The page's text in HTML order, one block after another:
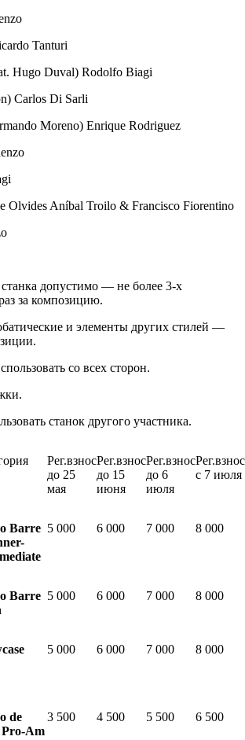
Tanturi
Hugo Duval) Rodolfo Biagi
Carlos Di Sarli
Moreno) Enrique Rodriguez
Olvides Aníbal Troilo & Francisco Fiorentino
допустимо — не более 3-х
за композицию.
и элементы других стилей —
со всех сторон.
станок другого участника.
Рег.взнос
до 25
мая
Рег.взнос
до 15
июня
Рег.взнос
до 6
июля
Рег.взнос
с 7 июля
Barre 5 000 6 000 7 000 8 000
Barre 5 000 6 000 7 000 8 000
5 000 6 000 7 000 8 000
de
Pro-Am
3 500 4 500 5 500 6 500